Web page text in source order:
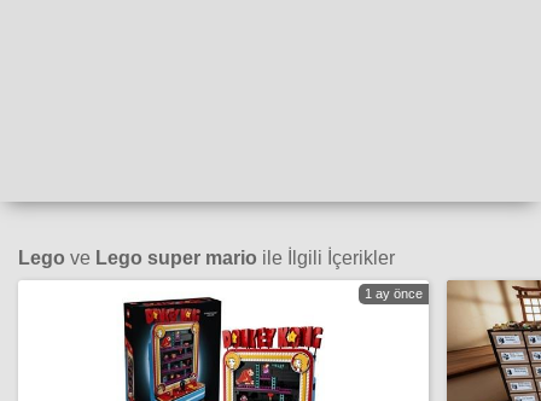
Lego ve Lego super mario ile İlgili İçerikler
1 ay önce